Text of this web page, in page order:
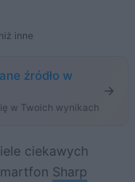
inne
źródło w
w Twoich wynikach
Sharp